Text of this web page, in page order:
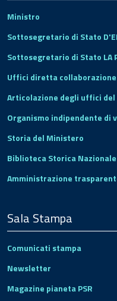
Ministro
Sottosegretario di Stato
Sottosegretario di Stato LA
Uffici diretta
Articolazione degli uffici
Organismo indipendente di
Storia del Ministero
Biblioteca Storica
Amministrazione
Sala Stampa
Comunicati stampa
Newsletter
Magazine pianeta PSR